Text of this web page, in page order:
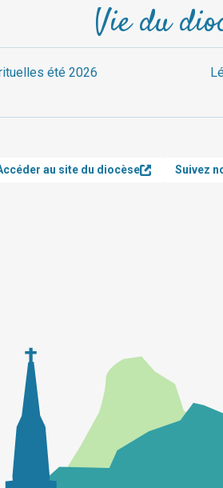
Vie du
été 2026
au site du diocèse Suivez